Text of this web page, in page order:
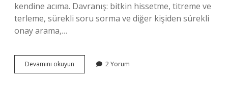
kendine acıma. Davranış: bitkin hissetme, titreme ve
terleme, sürekli soru sorma ve diğer kişiden sürekli
onay arama,…
Devamını okuyun
Sevdiği
2 Yorum